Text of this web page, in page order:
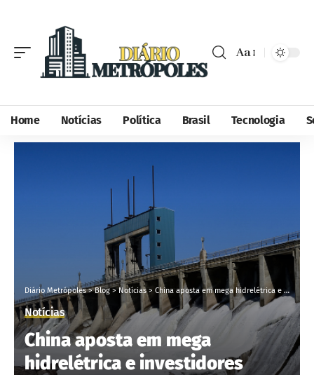
Aa
Home Notícias Política Brasil Tecnologia
Diário Metrópoles>Blog>Notícias> China aposta em mega hidrelétrica e investidores brasileiros já miram oportunidades na B3
Notícias
China aposta em mega
hidrelétrica e investidores